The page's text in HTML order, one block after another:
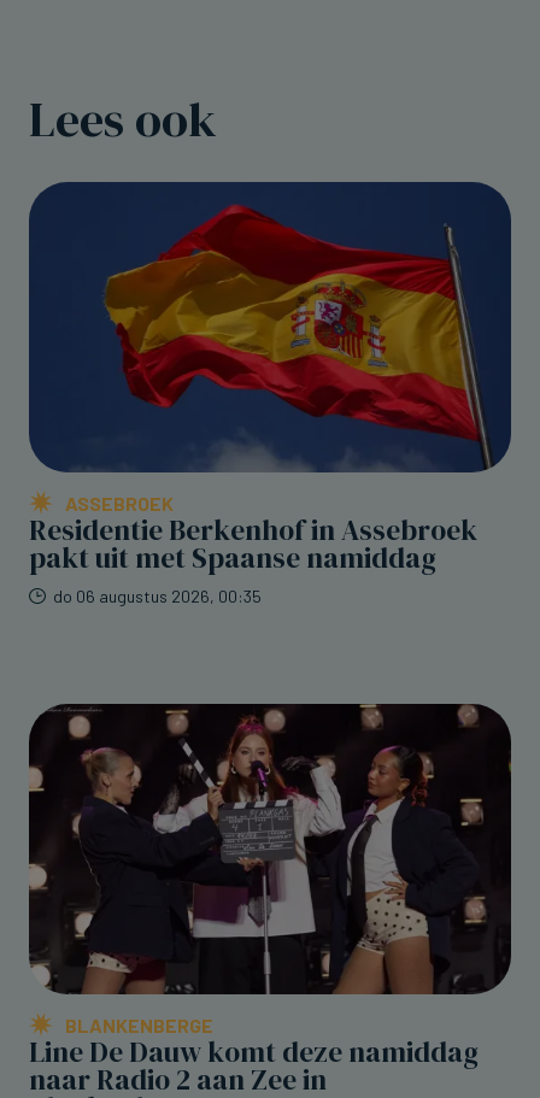
Lees ook
ASSEBROEK
Residentie Berkenhof in Assebroek
pakt uit met Spaanse namiddag
do 06 augustus 2026, 00:35
BLANKENBERGE
Line De Dauw komt deze namiddag
naar Radio 2 aan Zee in